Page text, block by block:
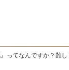
ってなんですか？難